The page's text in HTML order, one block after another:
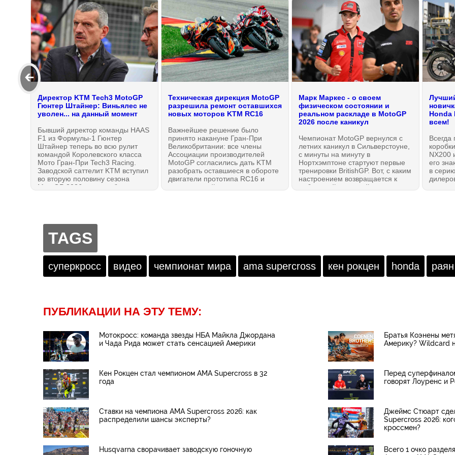
🡰
Директор KTM Tech3 MotoGP
Гюнтер Штайнер: Виньялес не
уволен... на данный момент
Бывший директор команды HAAS
F1 из Формулы-1 Гюнтер
Штайнер теперь во всю рулит
командой Королевского класса
Мото Гран-При Tech3 Racing.
Заводской саттелит KTM вступил
во вторую половину сезона
MotoGP 2026 года необычным
Эспаргаро. Что это было,
Гюнтер? Мы слышали версию
Мака, но хотим знать от тебя!
Техническая дирекция MotoGP
разрешила ремонт оставшихся
новых моторов KTM RC16
Важнейшее решение было
принято накануне Гран-При
Великобритании: все члены
Ассоциации производителей
MotoGP согласились дать KTM
разобрать оставшиеся в обороте
двигатели прототипа RC16 и
устранить найденную угрозу
Марк Маркес - о своем
физическом состоянии и
реальном раскладе в MotoGP
2026 после каникул
Чемпионат MotoGP вернулся с
летних каникул в Сильверстоуне,
с минуты на минуту в
Нортхэмптоне стартуют первые
тренировки BritishGP. Вот, с каким
настроением возвращается к
работе действующий чемпион
Honda
всем!
Всегда
NX200
его
в
TAGS
суперкросс видео чемпионат мира ama supercross кен рокцен honda
ПУБЛИКАЦИИ НА ЭТУ ТЕМУ:
Мотокросс: команда звезды НБА Майкла Джордана
и Чада Рида может стать сенсацией Америки
Братья Коэнены
Америку? Wildcard
Кен Рокцен стал чемпионом AMA Supercross в 32
года
Перед
говорят Лоуренс и
Ставки на чемпиона AMA Supercross 2026: как
распределили шансы эксперты?
Джеймс Стюарт
Supercross 2026:
кроссмен?
Husqvarna сворачивает заводскую гоночную
Всего 1 очко